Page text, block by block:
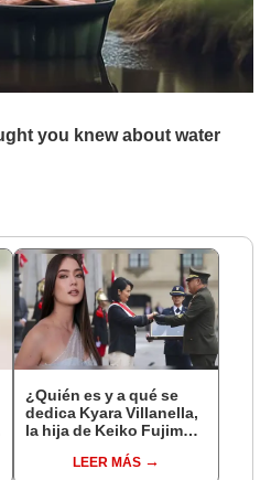
¿Quién es y a qué se
dedica Kyara Villanella,
la hija de Keiko Fujimori
nivel nacional?
LEER MÁS